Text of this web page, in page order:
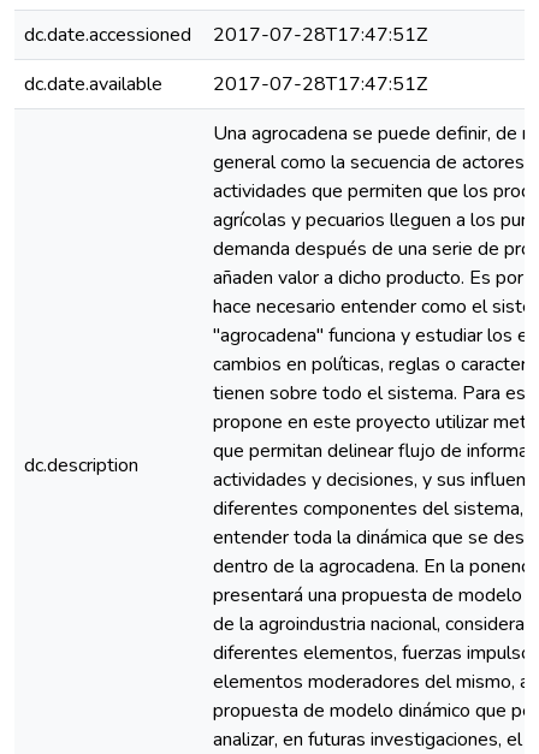
dc.date.accessioned
2017-07-28T17:47:51Z
dc.date.available
2017-07-28T17:47:51Z
dc.description
Una agrocadena se puede definir, de
general como la secuencia de actores y
actividades que permiten que los
agrícolas y pecuarios lleguen a los
demanda después de una serie de
añaden valor a dicho producto. Es por
hace necesario entender como el
"agrocadena" funciona y estudiar los
cambios en políticas, reglas o
tienen sobre todo el sistema. Para
propone en este proyecto utilizar
que permitan delinear flujo de
actividades y decisiones, y sus
diferentes componentes del sistema,
entender toda la dinámica que se
dentro de la agrocadena. En la
presentará una propuesta de modelo
de la agroindustria nacional,
diferentes elementos, fuerzas
elementos moderadores del mismo,
propuesta de modelo dinámico que
analizar, en futuras investigaciones, el